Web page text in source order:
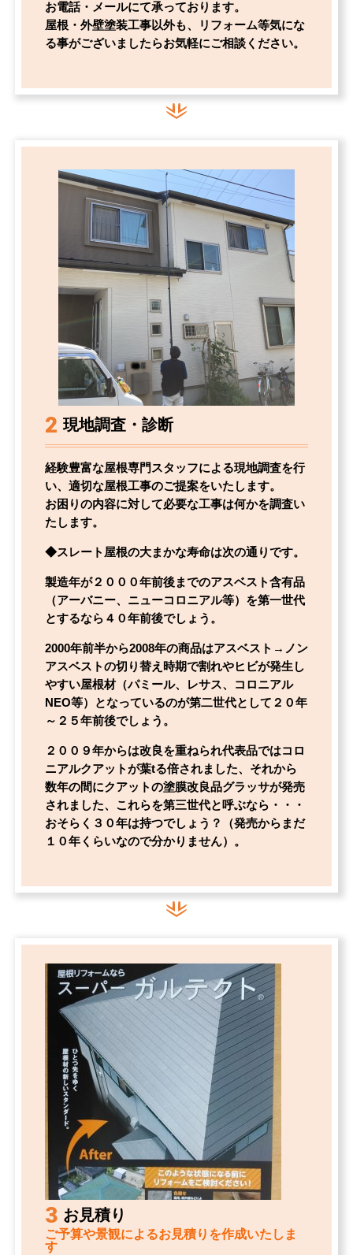
お電話・メールにて承っております。
屋根・外壁塗装工事以外も、リフォーム等気にな
る事がございましたらお気軽にご相談ください。
2 現地調査・診断
経験豊富な屋根専門スタッフによる現地調査を行
い、適切な屋根工事のご提案をいたします。
お困りの内容に対して必要な工事は何かを調査い
たします。
◆スレート屋根の大まかな寿命は次の通りです。
製造年が２０００年前後までのアスベスト含有品
（アーバニー、ニューコロニアル等）を第一世代
とするなら４０年前後でしょう。
2000年前半から2008年の商品はアスベスト→ノン
アスベストの切り替え時期で割れやヒビが発生し
やすい屋根材（パミール、レサス、コロニアル
NEO等）となっているのが第二世代として２０年
～２５年前後でしょう。
２００９年からは改良を重ねられ代表品ではコロ
ニアルクアットが葉tる倍されました、それから
数年の間にクアットの塗膜改良品グラッサが発売
されました、これらを第三世代と呼ぶなら・・・
おそらく３０年は持つでしょう？（発売からまだ
１０年くらいなので分かりません）。
3 お見積り
ご予算や景観によるお見積りを作成いたしま
す